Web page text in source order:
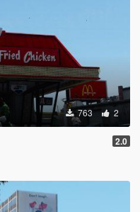
763 2
2.0